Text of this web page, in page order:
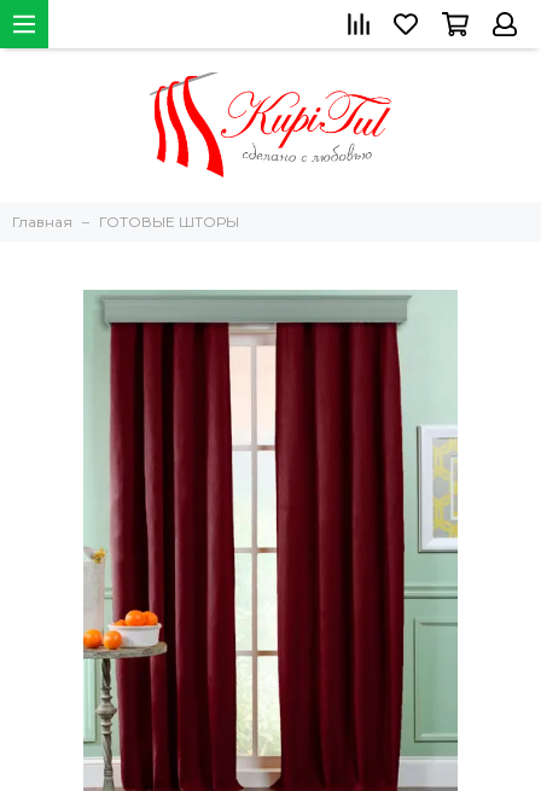
Главная ГОТОВЫЕ ШТОРЫ